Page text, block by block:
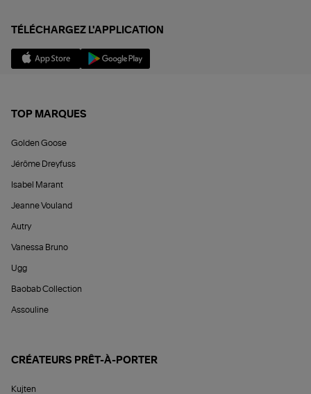
TÉLÉCHARGEZ L'APPLICATION
TOP MARQUES
Golden Goose
Jérôme Dreyfuss
Isabel Marant
Jeanne Vouland
Autry
Vanessa Bruno
Ugg
Baobab Collection
Assouline
CRÉATEURS PRÊT-À-PORTER
Kujten